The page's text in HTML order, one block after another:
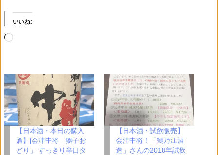
いいね:
み
中…
【日本酒・本日の購入
酒】[会津中将 獅子お
どり」 すっきり辛口タ
【日本酒・試飲販売】
会津中将！「鶴乃江酒
造」さんの2018年試飲